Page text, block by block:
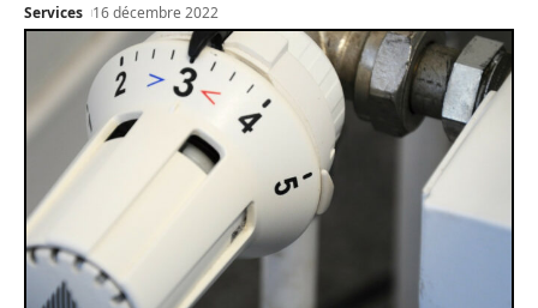
Services 16 décembre 2022